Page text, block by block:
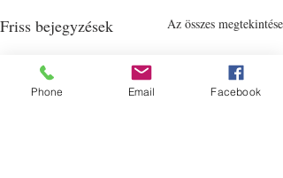
Friss bejegyzések Az összes megtekintése
Phone Email Facebook